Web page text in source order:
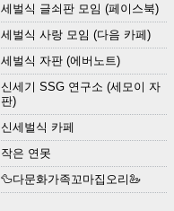
세벌식 글쇠판 모임 (페이스북)
세벌식 사랑 모임 (다음 카페)
세벌식 자판 (에버노트)
신세기 SSG 연구소 (세모이 자
판)
신세벌식 카페
작은 연못
🦆다문화가족꼬마집오리🦢